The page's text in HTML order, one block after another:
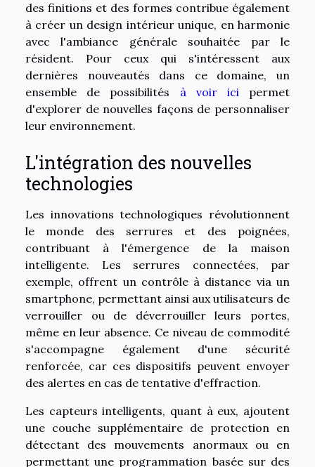
des finitions et des formes contribue également
à créer un design intérieur unique, en harmonie
avec l'ambiance générale souhaitée par le
résident. Pour ceux qui s'intéressent aux
dernières nouveautés dans ce domaine, un
ensemble de possibilités à voir icipermet
d'explorer de nouvelles façons de personnaliser
leur environnement.
L'intégration des nouvelles
technologies
Les innovations technologiques révolutionnent
le monde des serrures et des poignées,
contribuant à l'émergence de la maison
intelligente. Les serrures connectées, par
exemple, offrent un contrôle à distance via un
smartphone, permettant ainsi aux utilisateurs de
verrouiller ou de déverrouiller leurs portes,
même en leur absence. Ce niveau de commodité
s'accompagne également d'une sécurité
renforcée, car ces dispositifs peuvent envoyer
des alertes en cas de tentative d'effraction.
Les capteurs intelligents, quant à eux, ajoutent
une couche supplémentaire de protection en
détectant des mouvements anormaux ou en
permettant une programmation basée sur des